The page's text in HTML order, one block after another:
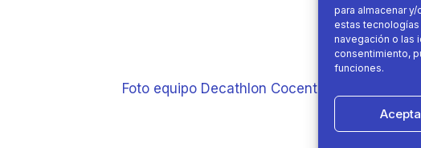
para almacenar
estas
navegación o las
consentimiento,
funciones.
Foto equipo Decathlon Cocentaina